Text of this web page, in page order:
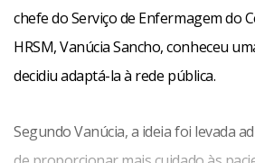
chefe do Serviço de Enfermagem do
HRSM, Vanúcia Sancho, conheceu
decidiu adaptá-la à rede pública.
Segundo Vanúcia, a ideia foi levada